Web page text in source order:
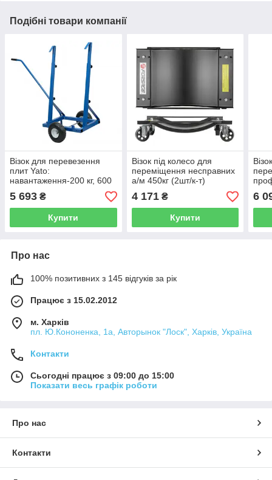
Подібні товари компанії
Візок для перевезення
плит Yato:
навантаження-200 кг, 600
х 90 х 1000 мм YT-37434
5 693 ₴
Купити
Візок під колесо для
переміщення несправних
а/м 450кг (2шт/к-т)
Forsage F-TRF0322 (код
48750)
4 171₴
Купити
6
Про нас
100% позитивних з 145 відгуків за рік
Працює з 15.02.2012
м. Харків
пл. Ю.Кононенка, 1а, Авторынок "Лоск", Харків, Україна
Контакти
Сьогодні працює з 09:00 до 15:00
Показати весь графік роботи
Про нас
Контакти